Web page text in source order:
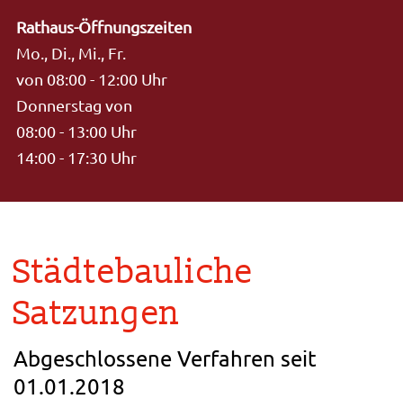
Rathaus-Öffnungszeiten
Mo., Di., Mi., Fr.
von 08:00 - 12:00 Uhr
Donnerstag von
08:00 - 13:00 Uhr
14:00 - 17:30 Uhr
Städtebauliche
Satzungen
Abgeschlossene Verfahren seit
01.01.2018